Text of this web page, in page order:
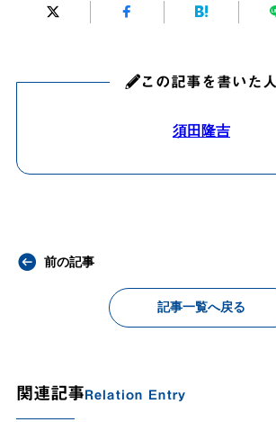
この記事を書いた人
須田隆吉
前の記事
記事一覧へ戻る
関連記事Relation Entry